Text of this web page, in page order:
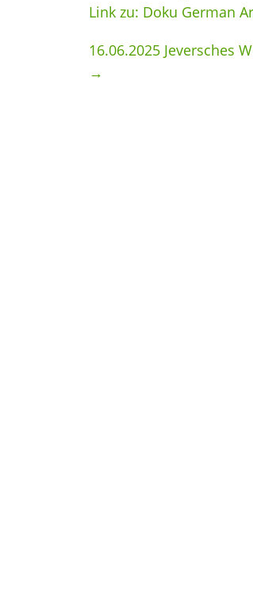
Link zu: Doku German
16.06.2025 Jeversches
→